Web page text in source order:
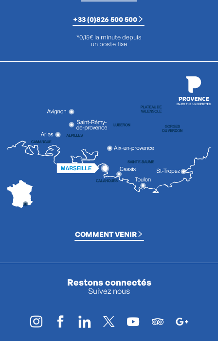
+33 (0)826 500 500
*0,15€ la minute depuis
un poste fixe
COMMENT VENIR
Restons connectés
Suivez nous